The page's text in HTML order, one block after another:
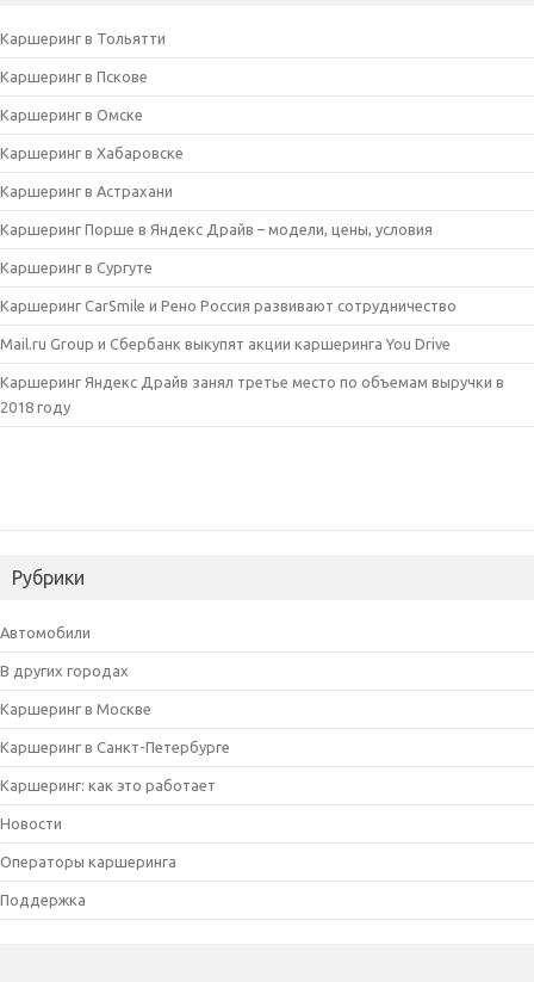
Каршеринг в Тольятти
Каршеринг в Пскове
Каршеринг в Омске
Каршеринг в Хабаровске
Каршеринг в Астрахани
Каршеринг Порше в Яндекс Драйв – модели, цены, условия
Каршеринг в Сургуте
Каршеринг CarSmile и Рено Россия развивают сотрудничество
Mail.ru Group и Сбербанк выкупят акции каршеринга You Drive
Каршеринг Яндекс Драйв занял третье место по объемам выручки в
2018 году
Рубрики
Автомобили
В других городах
Каршеринг в Москве
Каршеринг в Санкт-Петербурге
Каршеринг: как это работает
Новости
Операторы каршеринга
Поддержка